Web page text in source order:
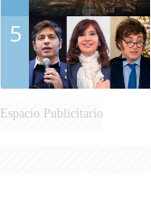
5
Espacio Publicitario